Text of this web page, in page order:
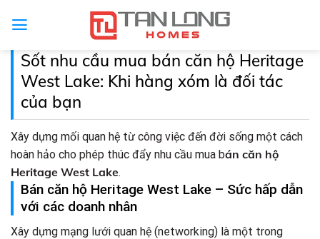
Sốt nhu cầu mua bán căn hộ Heritage
West Lake: Khi hàng xóm là đối tác
của bạn
Xây dựng mối quan hệ từ công việc đến đời sống một cách
hoàn hảo cho phép thúc đẩy nhu cầu mua bán căn hộ
Heritage West Lake.
Bán căn hộ Heritage West Lake – Sức hấp dẫn
với các doanh nhân
Xây dựng mạng lưới quan hệ (networking) là một trong